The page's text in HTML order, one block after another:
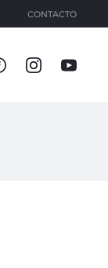
CONTACTO